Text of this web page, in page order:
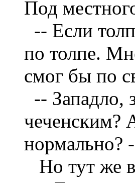
Под
-- Если
по толпе.
смог бы по
-- Западло,
чеченским?
нормально?
Но тут же